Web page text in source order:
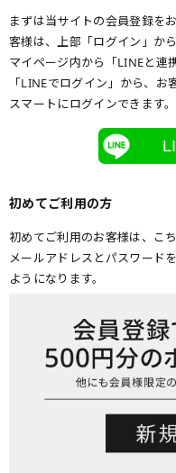
まずは当サイトの会員登録を
客様は、上部「ログイン」か
マイページ内から「LINEと連
「LINEでログイン」から、
スマートにログインできます。
初めてご利用の方
初めてご利用のお客様は、こ
メールアドレスとパスワード
ようになります。